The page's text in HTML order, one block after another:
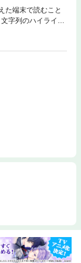
た端末で読むこと
字列のハイライ
ん。ルアーマガジ
の矛先は――。奥
れること……馬場拓
新日本バス釣り場
ジェンド伝説第１
ニュース2017 Su
ＣＩＡＬ変わりゆ
ル流儀こんな感
アングラーのため
＆バイブ投げ倒し
：リールメンテ